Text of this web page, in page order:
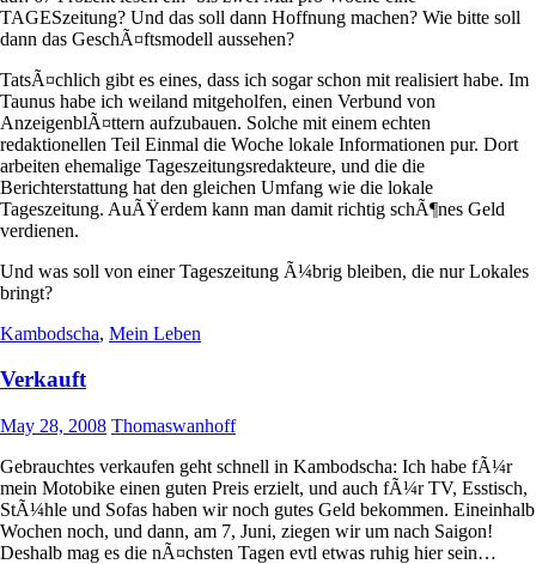
TAGESzeitung? Und das soll dann Hoffnung machen? Wie bitte soll
dann das GeschÃ¤ftsmodell aussehen?
TatsÃ¤chlich gibt es eines, dass ich sogar schon mit realisiert habe. Im
Taunus habe ich weiland mitgeholfen, einen Verbund von
AnzeigenblÃ¤ttern aufzubauen. Solche mit einem echten
redaktionellen Teil Einmal die Woche lokale Informationen pur. Dort
arbeiten ehemalige Tageszeitungsredakteure, und die die
Berichterstattung hat den gleichen Umfang wie die lokale
Tageszeitung. AuÃŸerdem kann man damit richtig schÃ¶nes Geld
verdienen.
Und was soll von einer Tageszeitung Ã¼brig bleiben, die nur Lokales
bringt?
Kambodscha, Mein Leben
Verkauft
May 28, 2008 Thomaswanhoff
Gebrauchtes verkaufen geht schnell in Kambodscha: Ich habe fÃ¼r
mein Motobike einen guten Preis erzielt, und auch fÃ¼r TV, Esstisch,
StÃ¼hle und Sofas haben wir noch gutes Geld bekommen. Eineinhalb
Wochen noch, und dann, am 7, Juni, ziegen wir um nach Saigon!
Deshalb mag es die nÃ¤chsten Tagen evtl etwas ruhig hier sein…